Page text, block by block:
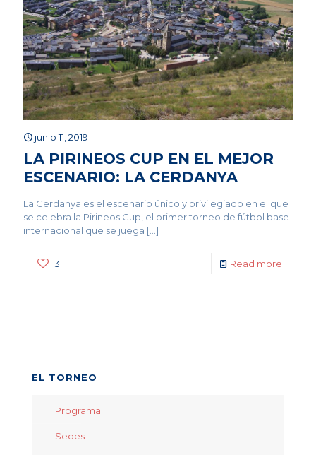
junio 11, 2019
LA PIRINEOS CUP EN EL MEJOR
ESCENARIO: LA CERDANYA
La Cerdanya es el escenario único y privilegiado en el que
se celebra la Pirineos Cup, el primer torneo de fútbol base
internacional que se juega […]
3 Read more
EL TORNEO
Programa
Sedes